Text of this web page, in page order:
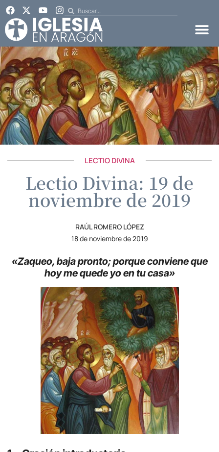
LECTIO DIVINA
Lectio Divina: 19 de
noviembre de 2019
RAÚL ROMERO LÓPEZ
18 de noviembre de 2019
«Zaqueo, baja pronto; porque conviene que
hoy me quede yo en tu casa»